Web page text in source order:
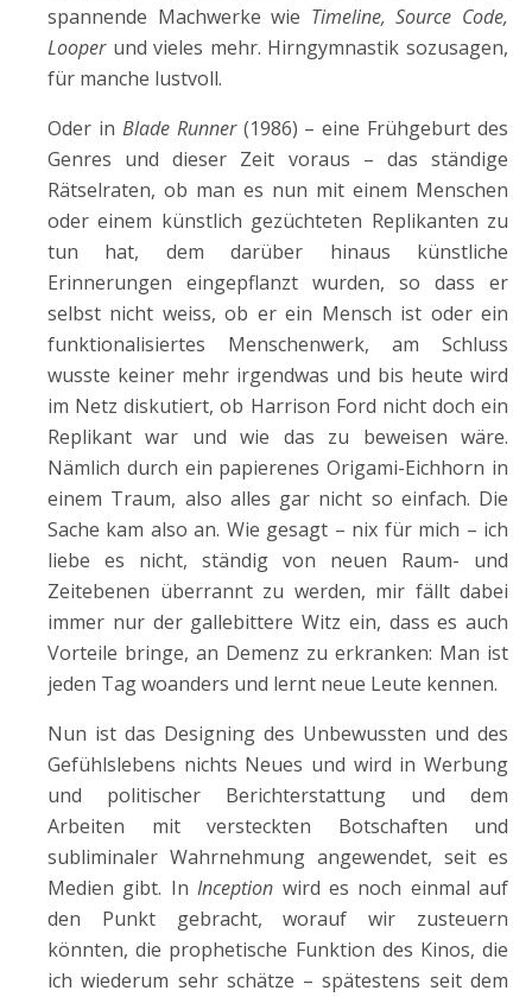
spannende Machwerke wie Timeline, Source Code,
Looperund vieles mehr. Hirngymnastik sozusagen,
für manche lustvoll.
Oder in Blade Runner(1986) – eine Frühgeburt des
Genres und dieser Zeit voraus – das ständige
Rätselraten, ob man es nun mit einem Menschen
oder einem künstlich gezüchteten Replikanten zu
tun hat, dem darüber hinaus künstliche
Erinnerungen eingepflanzt wurden, so dass er
selbst nicht weiss, ob er ein Mensch ist oder ein
funktionalisiertes Menschenwerk, am Schluss
wusste keiner mehr irgendwas und bis heute wird
im Netz diskutiert, ob Harrison Ford nicht doch ein
Replikant war und wie das zu beweisen wäre.
Nämlich durch ein papierenes Origami-Eichhorn in
einem Traum, also alles gar nicht so einfach. Die
Sache kam also an. Wie gesagt – nix für mich – ich
liebe es nicht, ständig von neuen Raum- und
Zeitebenen überrannt zu werden, mir fällt dabei
immer nur der gallebittere Witz ein, dass es auch
Vorteile bringe, an Demenz zu erkranken: Man ist
jeden Tag woanders und lernt neue Leute kennen.
Nun ist das Designing des Unbewussten und des
Gefühlslebens nichts Neues und wird in Werbung
und politischer Berichterstattung und dem
Arbeiten mit versteckten Botschaften und
subliminaler Wahrnehmung angewendet, seit es
Medien gibt. InInception wird es noch einmal auf
den Punkt gebracht, worauf wir zusteuern
könnten, die prophetische Funktion des Kinos, die
ich wiederum sehr schätze – spätestens seit dem